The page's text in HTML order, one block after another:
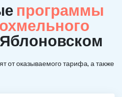
программы
от оказываемого тарифа, а также